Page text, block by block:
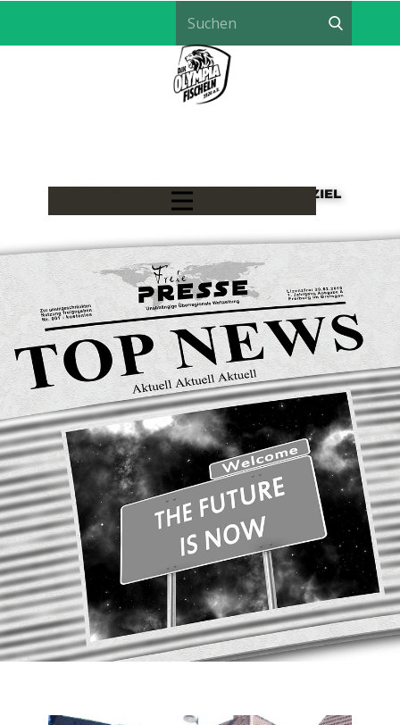
LÖWEN HANDBALL - EIN TEAM, EIN ZIEL